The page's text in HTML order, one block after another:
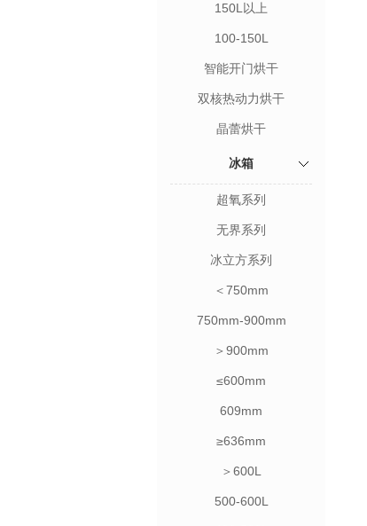
150L以上
100-150L
智能开门烘干
双核热动力烘干
晶蕾烘干
冰箱
超氧系列
无界系列
冰立方系列
＜750mm
750mm-900mm
＞900mm
≤600mm
609mm
≥636mm
＞600L
500-600L